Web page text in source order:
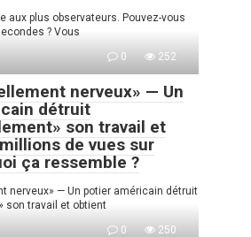
aux plus observateurs. Pouvez-vous
? Vous
0 252
nerveux» — Un
détruit
son travail et
de vues sur
ça ressemble ?
nerveux» — Un potier américain détruit
son travail et obtient
0 250